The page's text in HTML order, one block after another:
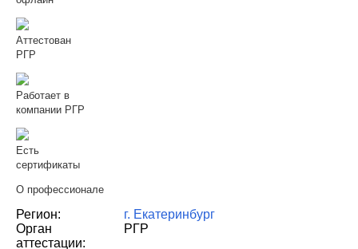
Аттестован
РГР
Работает в
компании РГР
Есть
сертификаты
О профессионале
Регион:
г. Екатеринбург
Орган
аттестации:
РГР